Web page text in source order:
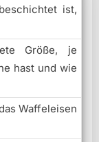
ist,
Größe, je
hast und wie
Waffeleisen